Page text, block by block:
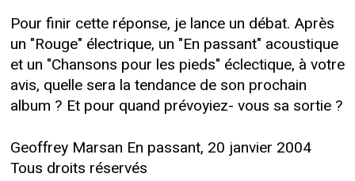
Pour finir cette réponse, je lance un débat. Après
un "Rouge" électrique, un "En passant" acoustique
et un "Chansons pour les pieds" éclectique, à votre
avis, quelle sera la tendance de son prochain
album ? Et pour quand prévoyiez- vous sa sortie ?
Geoffrey Marsan En passant, 20 janvier 2004
Tous droits réservés